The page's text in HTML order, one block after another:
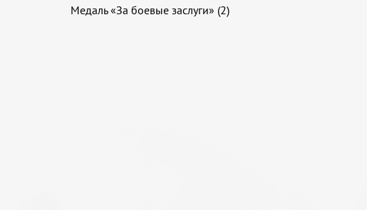
Медаль «За боевые заслуги» (2)